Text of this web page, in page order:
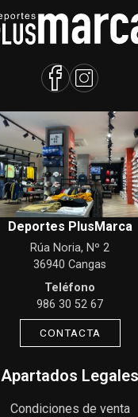
Deportes PlusMarca
Rúa Noria, Nº 2
36940 Cangas
Teléfono
986 30 52 67
CONTACTA
Apartados Legales
Condiciones de venta